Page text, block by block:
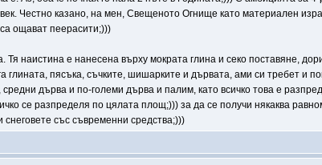
Честно казано, на мен, Свещеното Огнище като материален
ощават пеерасити;)))
наистина е нанесена върху мократа глина и секо поставяне,
пясъка, съчките, шишарките и дървата, ами си требет и
дърва и по-големи дърва и палим, като всичко това е
се разпределя по цялата площ;))) за да се получи някаква
със съвременни средства;)))